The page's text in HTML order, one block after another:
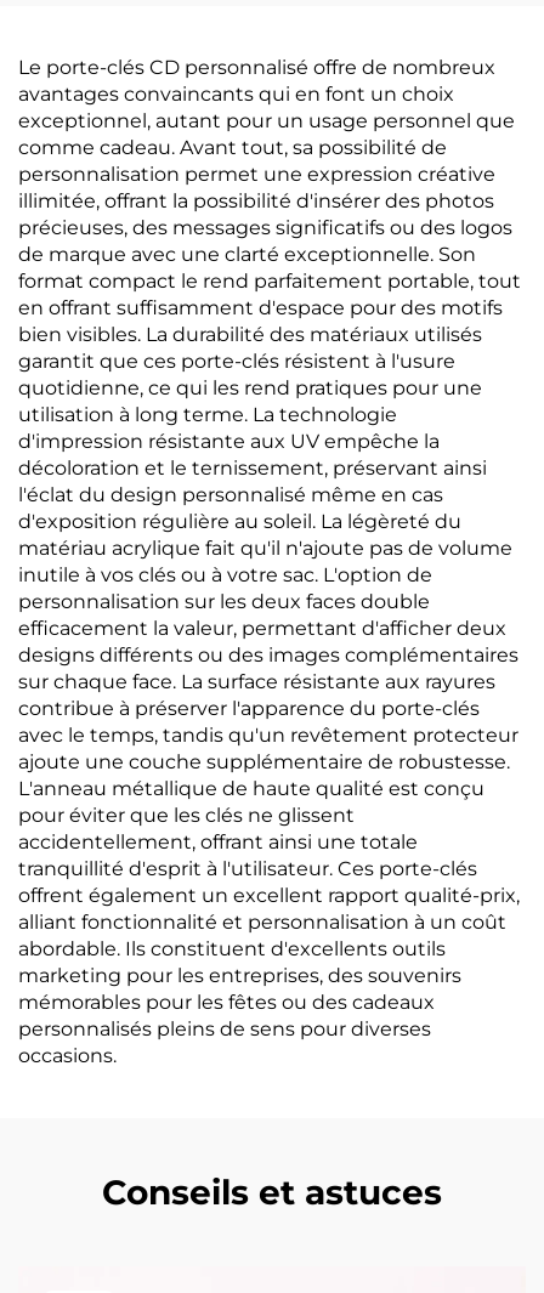
Le porte-clés CD personnalisé offre de nombreux
avantages convaincants qui en font un choix
exceptionnel, autant pour un usage personnel que
comme cadeau. Avant tout, sa possibilité de
personnalisation permet une expression créative
illimitée, offrant la possibilité d'insérer des photos
précieuses, des messages significatifs ou des logos
de marque avec une clarté exceptionnelle. Son
format compact le rend parfaitement portable, tout
en offrant suffisamment d'espace pour des motifs
bien visibles. La durabilité des matériaux utilisés
garantit que ces porte-clés résistent à l'usure
quotidienne, ce qui les rend pratiques pour une
utilisation à long terme. La technologie
d'impression résistante aux UV empêche la
décoloration et le ternissement, préservant ainsi
l'éclat du design personnalisé même en cas
d'exposition régulière au soleil. La légèreté du
matériau acrylique fait qu'il n'ajoute pas de volume
inutile à vos clés ou à votre sac. L'option de
personnalisation sur les deux faces double
efficacement la valeur, permettant d'afficher deux
designs différents ou des images complémentaires
sur chaque face. La surface résistante aux rayures
contribue à préserver l'apparence du porte-clés
avec le temps, tandis qu'un revêtement protecteur
ajoute une couche supplémentaire de robustesse.
L'anneau métallique de haute qualité est conçu
pour éviter que les clés ne glissent
accidentellement, offrant ainsi une totale
tranquillité d'esprit à l'utilisateur. Ces porte-clés
offrent également un excellent rapport qualité-prix,
alliant fonctionnalité et personnalisation à un coût
abordable. Ils constituent d'excellents outils
marketing pour les entreprises, des souvenirs
mémorables pour les fêtes ou des cadeaux
personnalisés pleins de sens pour diverses
occasions.
Conseils et astuces